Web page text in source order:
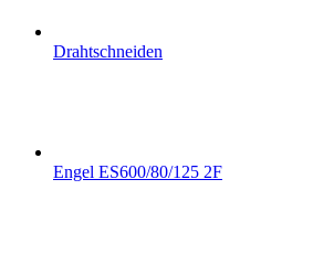
Drahtschneiden
Engel ES600/80/125 2F